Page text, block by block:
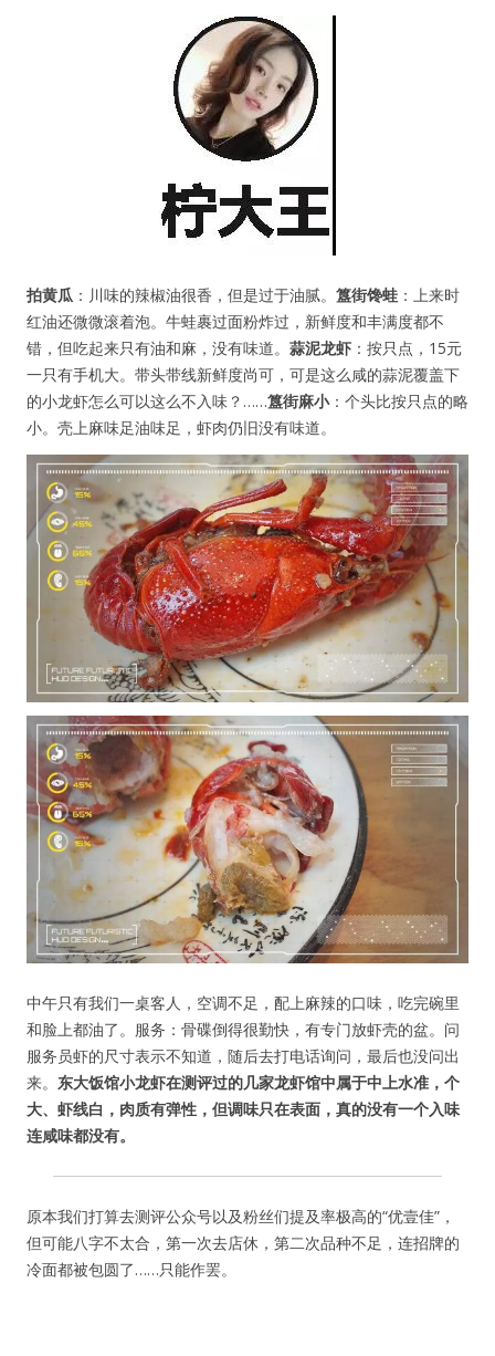
用户名或Email
拍黄瓜 ：川味的辣椒油很香，但是过于油腻。 簋街馋蛙 ：上来时
红油还微微滚着泡。牛蛙裹过面粉炸过，新鲜度和丰满度都不
错，但吃起来只有油和麻，没有味道。 蒜泥龙虾 ：按只点，15元
一只有手机大。带头带线新鲜度尚可，可是这么咸的蒜泥覆盖下
的小龙虾怎么可以这么不入味？……簋街麻小：个头比按只点的略
小。壳上麻味足油味足，虾肉仍旧没有味道。
中午只有我们一桌客人，空调不足，配上麻辣的口味，吃完碗里
和脸上都油了。服务：骨碟倒得很勤快，有专门放虾壳的盆。问
服务员虾的尺寸表示不知道，随后去打电话询问，最后也没问出
来。 东大饭馆小龙虾在测评过的几家龙虾馆中属于中上水准，个
大、虾线白，肉质有弹性，但调味只在表面，真的没有一个入味
连咸味都没有。
原本我们打算去测评公众号以及粉丝们提及率极高的“优壹佳”，
但可能八字不太合，第一次去店休，第二次品种不足，连招牌的
冷面都被包圆了……只能作罢。